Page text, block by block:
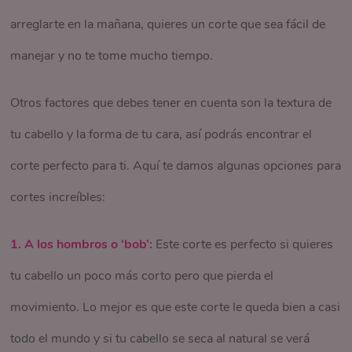
arreglarte en la mañana, quieres un corte que sea fácil de
manejar y no te tome mucho tiempo.
Otros factores que debes tener en cuenta son la textura de
tu cabello y la forma de tu cara, así podrás encontrar el
corte perfecto para ti. Aquí te damos algunas opciones para
cortes increíbles:
1. A los hombros o ‘bob’: Este corte es perfecto si quieres
tu cabello un poco más corto pero que pierda el
movimiento. Lo mejor es que este corte le queda bien a casi
todo el mundo y si tu cabello se seca al natural se verá
Un cambio de look siempre será positivo, le dará un nuevo
aire a tu apariencia y te sentirás genial. ¡Atrévete, el cabello